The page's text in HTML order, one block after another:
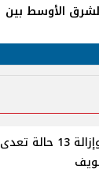
الأوسط بين
رفع 140 طن قمامة وإزالة 13 حالة تعدى